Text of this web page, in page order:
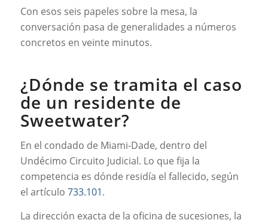
Con esos seis papeles sobre la mesa, la
conversación pasa de generalidades a números
concretos en veinte minutos.
¿Dónde se tramita el caso
de un residente de
Sweetwater?
En el condado de Miami-Dade, dentro del
Undécimo Circuito Judicial. Lo que fija la
competencia es dónde residía el fallecido, según
el artículo 733.101.
La dirección exacta de la oficina de sucesiones, la